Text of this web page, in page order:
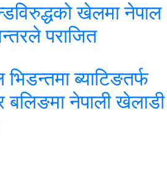
खेलमा नेपाल
पराजित
भिडन्तमा ब्याटिङतर्फ
बलिङमा नेपाली खेलाडी